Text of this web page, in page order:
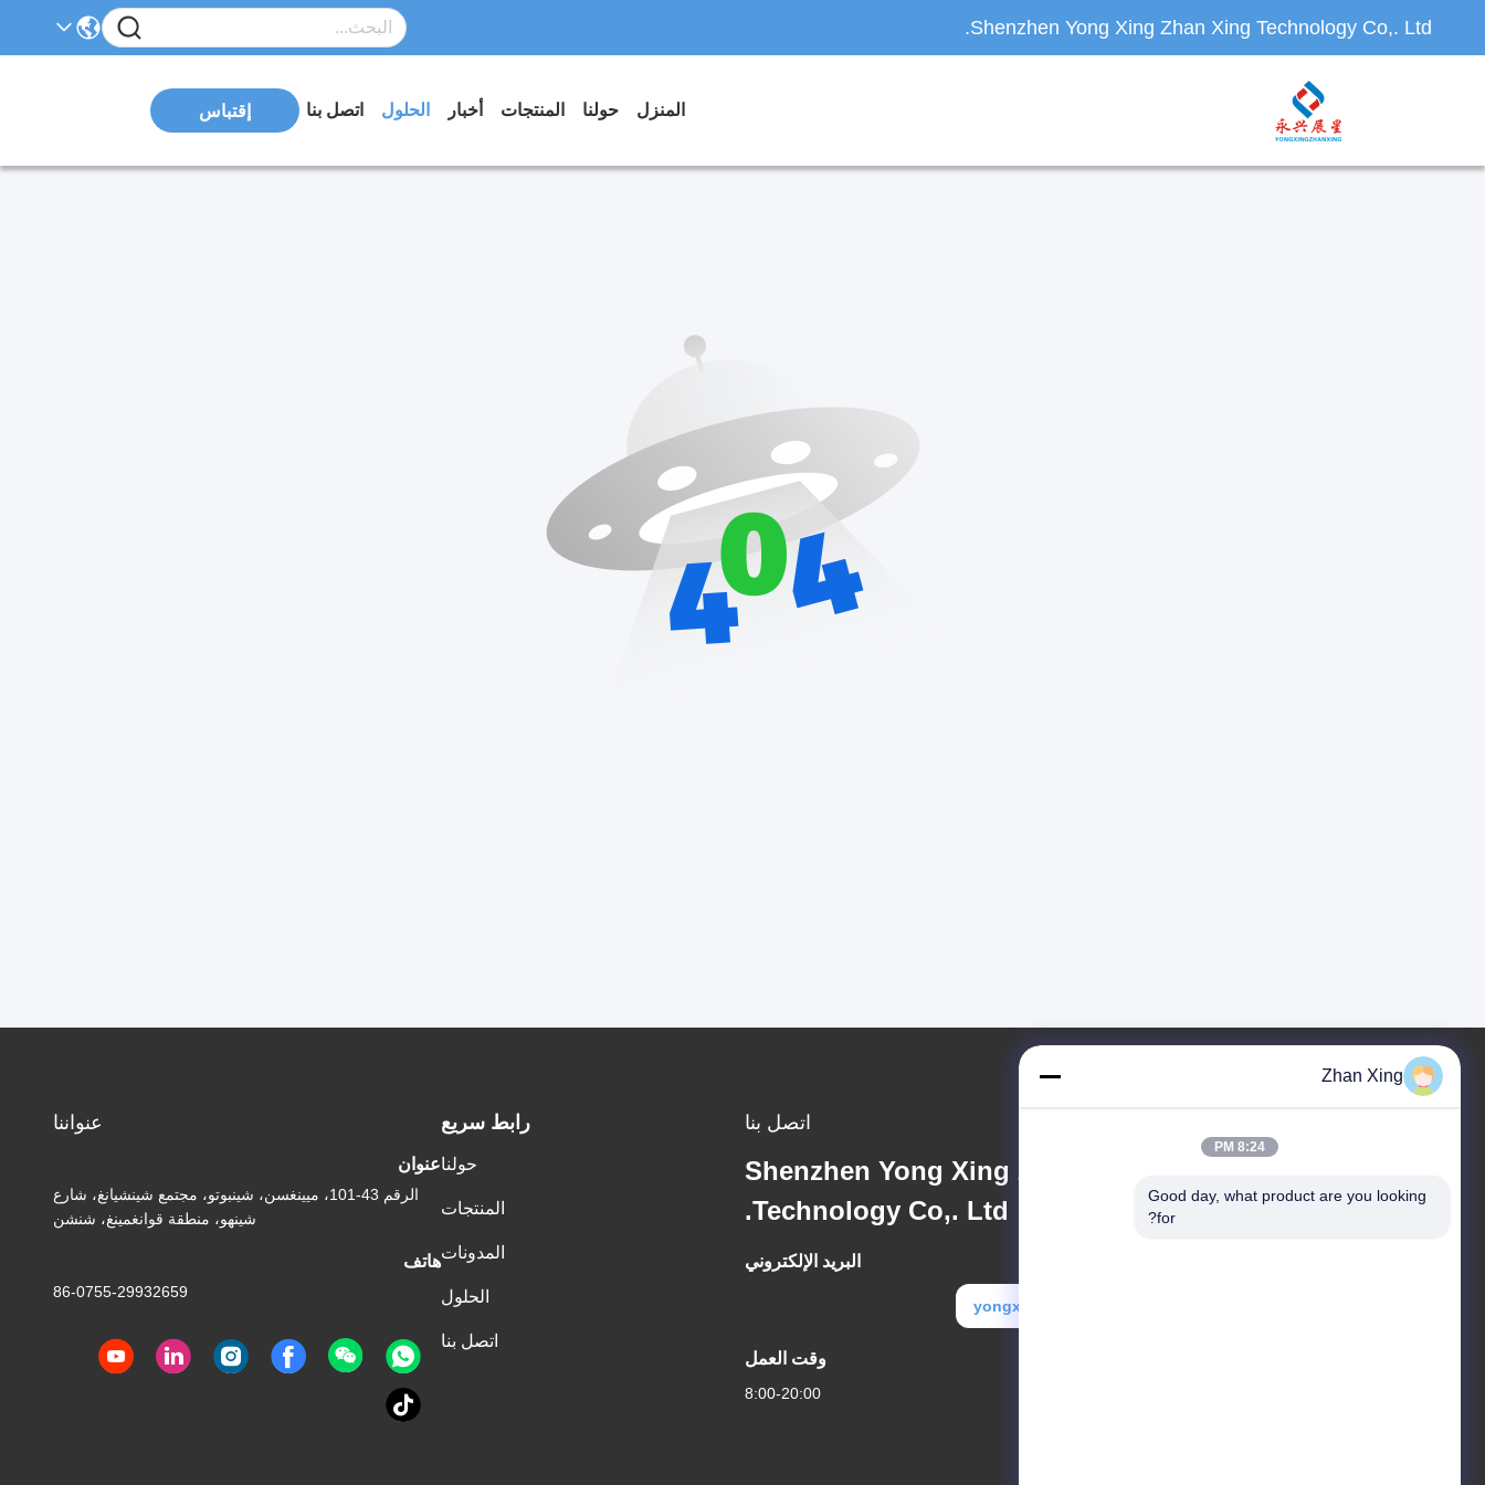
Shenzhen Yong Xing Zhan Xing Technology Co,. Ltd.
المنزل حولنا المنتجات أخبار الحلول اتصل بنا إقتباس
اتصل بنا
Shenzhen Yong Xing Zhan Xing
Technology Co,. Ltd.
البريد الإلكتروني
yongxingzhanxing@163.com
وقت العمل
8:00-20:00
رابط سريع
حولنا
المنتجات
المدونات
الحلول
اتصل بنا
عنواننا
عنوان
الرقم 43-101، ميينغسن، شينبوتو، مجتمع شينشيانغ، شارع
شينهو، منطقة قوانغمينغ، شنشن
هاتف
86-0755-29932659
Zhan Xing
8:24 PM
Good day, what product are you looking
for?